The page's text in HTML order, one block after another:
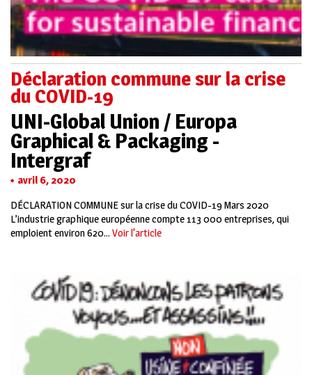
Déclaration commune sur la crise
du COVID-19
UNI-Global Union / Europa
Graphical & Packaging -
Intergraf
avril 6, 2020
DÉCLARATION COMMUNE sur la crise du COVID-19 Mars 2020
L’industrie graphique européenne compte 113 000 entreprises, qui
emploient environ 620... Voir l'article